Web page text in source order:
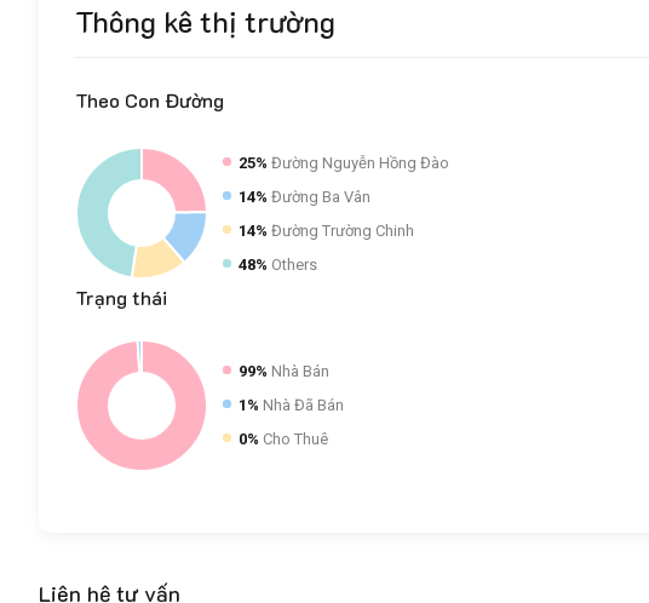
Thông kê thị trường
Theo Con Đường
25% Đường Nguyễn Hồng Đào
14% Đường Ba Vân
14% Đường Trường Chinh
48% Others
Trạng thái
99% Nhà Bán
1% Nhà Đã Bán
0% Cho Thuê
Liên hệ tư vấn